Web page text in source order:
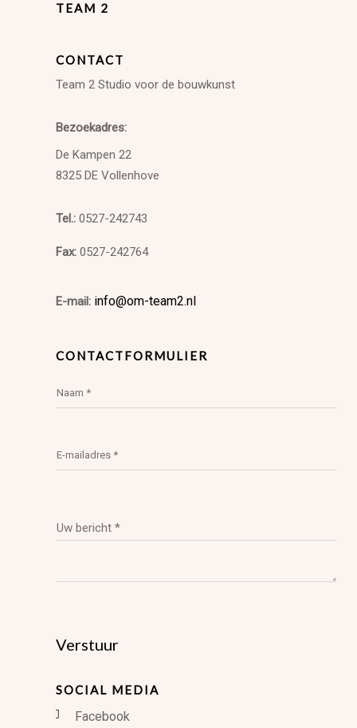
TEAM 2
CONTACT
Team 2 Studio voor de bouwkunst
Bezoekadres:
De Kampen 22
8325 DE Vollenhove
Tel.: 0527-242743
Fax: 0527-242764
E-mail: info@om-team2.nl
CONTACTFORMULIER
SOCIAL MEDIA
Facebook